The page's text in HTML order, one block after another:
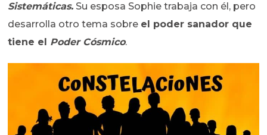
Sistemáticas. Su esposa Sophie trabaja con él, pero
desarrolla otro tema sobre el poder sanador que
tiene el Poder Cósmico.